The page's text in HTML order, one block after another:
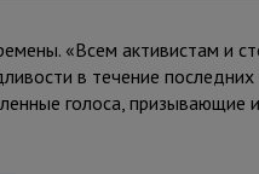
«Всем активистам и
в течение
голоса, призывающие